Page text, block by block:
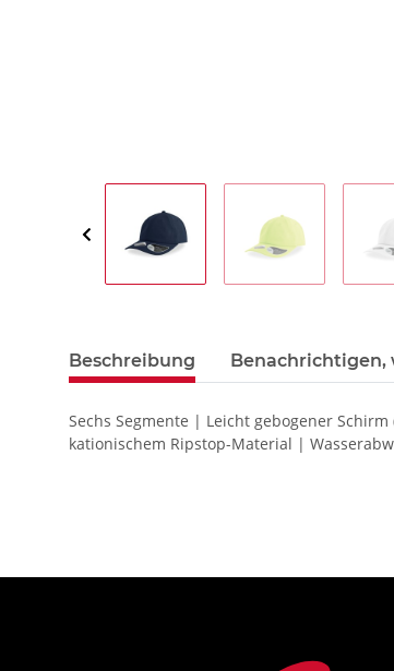
Beschreibung
Sechs Segmente | Leicht gebogener
kationischem Ripstop-Material |